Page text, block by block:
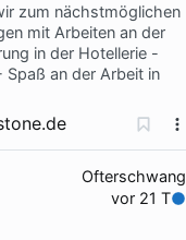
zum nächstmöglichen
mit Arbeiten an der
in der Hotellerie -
an der Arbeit in
Ofterschwang
vor 21 T